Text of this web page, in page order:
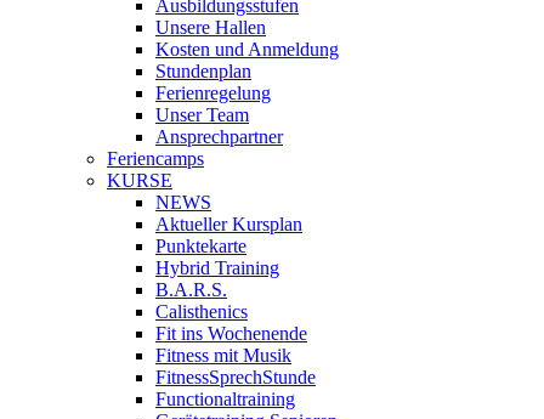
Ausbildungsstufen
Unsere Hallen
Kosten und Anmeldung
Stundenplan
Ferienregelung
Unser Team
Ansprechpartner
Feriencamps
KURSE
NEWS
Aktueller Kursplan
Punktekarte
Hybrid Training
B.A.R.S.
Calisthenics
Fit ins Wochenende
Fitness mit Musik
FitnessSprechStunde
Functionaltraining